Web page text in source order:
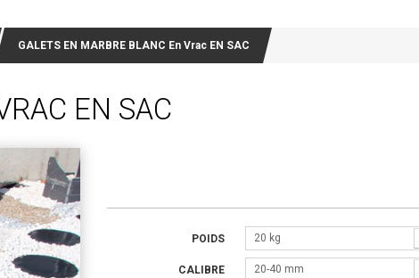
GALETS EN MARBRE BLANC En Vrac EN SAC
EN SAC
POIDS 20 kg
CALIBRE 20-40 mm